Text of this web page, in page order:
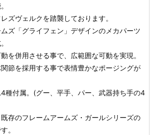
ズヴェルクを踏襲しております。
ズ「グライフェン」デザインのメカパーツ
を併用させる事で、広範囲な可動を実現。
関節を採用する事で表情豊かなポージングが
4種付属。(グー、平手、パー、武器持ち手の4
既存のフレームアームズ・ガールシリーズの
。